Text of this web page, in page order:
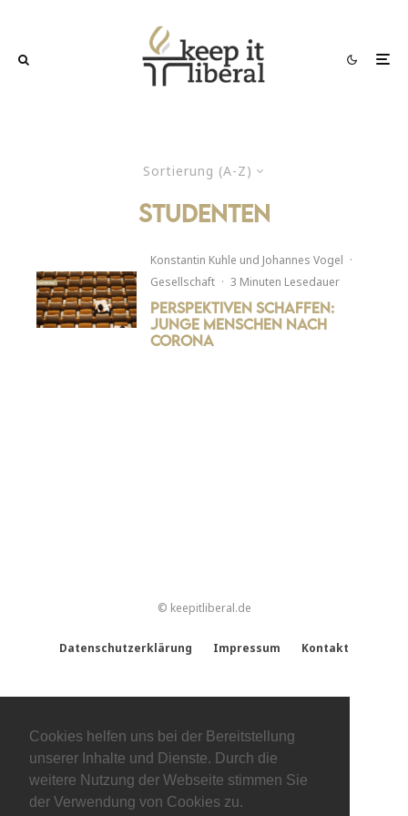
Cookies helfen uns bei der Bereitstellung
unserer Inhalte und Dienste. Durch die
weitere Nutzung der Webseite stimmen Sie
der Verwendung von Cookies zu.
Sortierung (A-Z)
Studenten
Konstantin Kuhle und Johannes Vogel ·
Gesellschaft · 3 Minuten Lesedauer
Perspektiven schaffen:
Junge Menschen nach
Corona
© keepitliberal.de
Datenschutzerklärung Impressum Kontakt